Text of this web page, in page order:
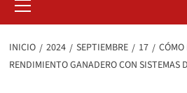
primario
INICIO 2024 SEPTIEMBRE 17
RENDIMIENTO GANADERO CON SISTEMAS